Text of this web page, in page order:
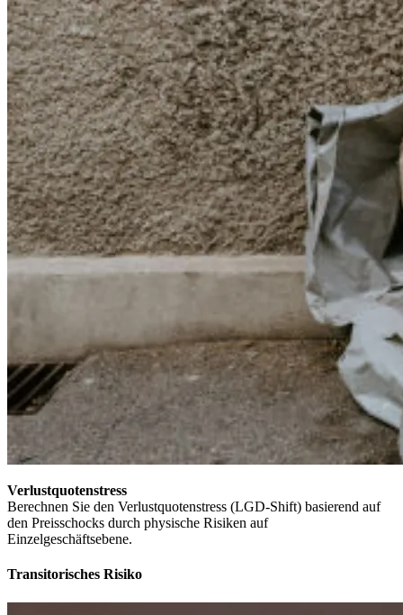
Verlustquotenstress
Berechnen Sie den Verlustquotenstress (LGD-​Shift) basierend auf
den Preisschocks durch physische Risiken auf
Einzelgeschäftsebene.
Transitorisches Risiko